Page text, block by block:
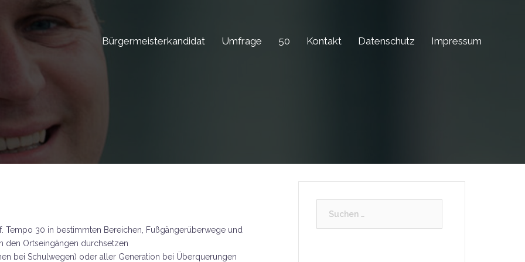
Bürgermeisterkandidat Umfrage 50 Kontakt Datenschutz Impressum
Tempo 30 in bestimmten Bereichen, Fußgängerüberwege und
den Ortseingängen durchsetzen
bei Schulwegen) oder aller Generation bei Überquerungen
nach: